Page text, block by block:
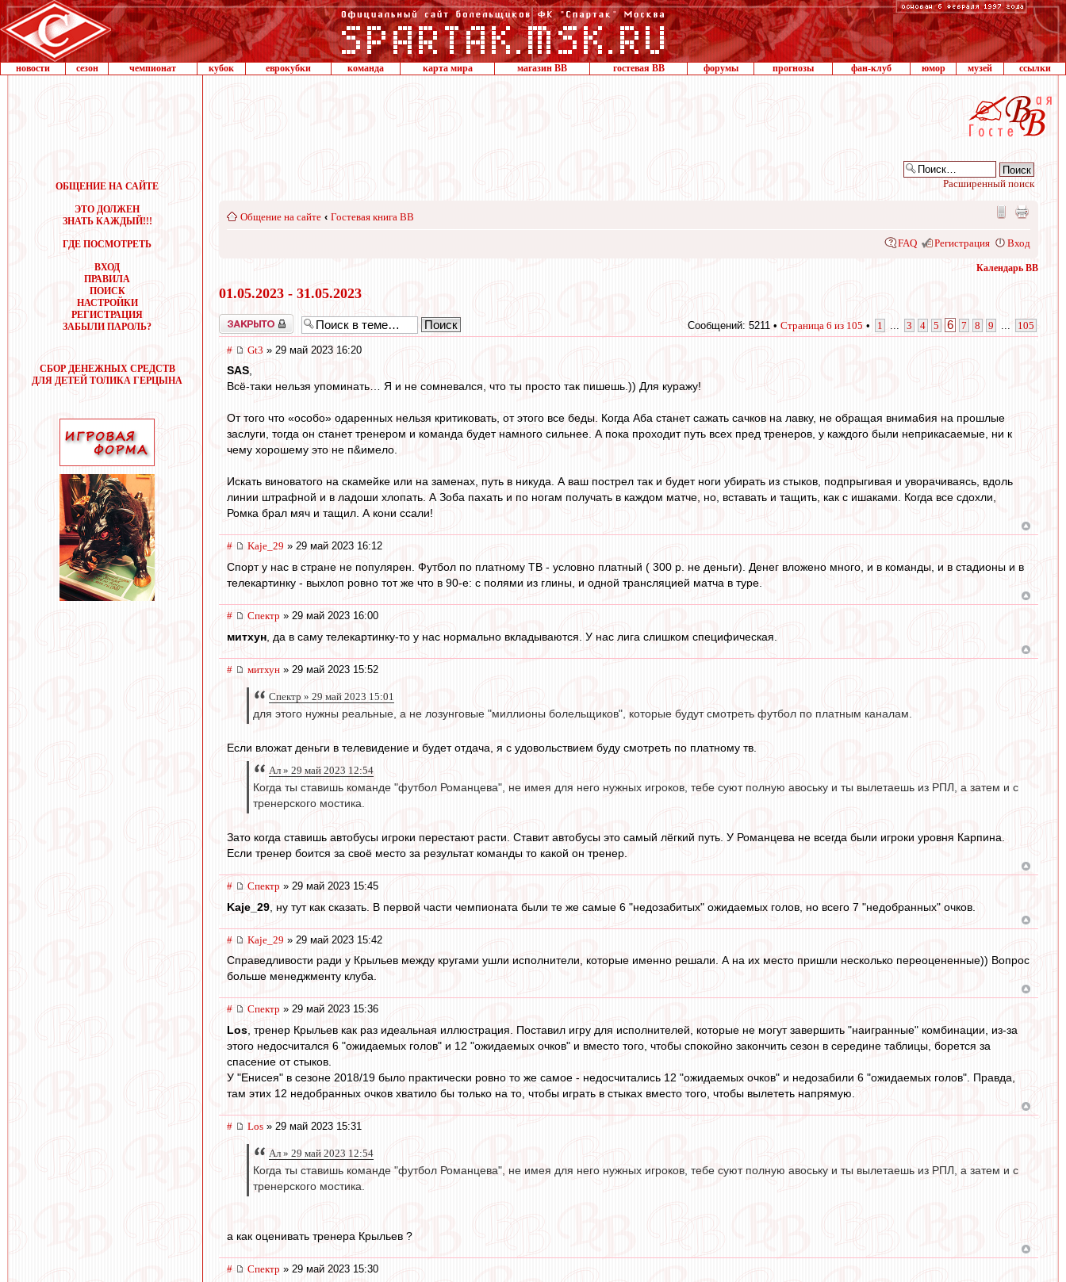
новости сезон чемпионат кубок еврокубки команда карта мира магазин ВВ гостевая ВВ форумы прогнозы фан-клуб юмор музей ссылки
ОБЩЕНИЕ НА САЙТЕ
ЭТО ДОЛЖЕН
ЗНАТЬ КАЖДЫЙ!!!
ГДЕ ПОСМОТРЕТЬ
ВХОД
ПРАВИЛА
ПОИСК
НАСТРОЙКИ
РЕГИСТРАЦИЯ
ЗАБЫЛИ ПАРОЛЬ?
СБОР ДЕНЕЖНЫХ СРЕДСТВ
ДЛЯ ДЕТЕЙ ТОЛИКА ГЕРЦЫНА
Расширенный поиск
Общение на сайте ‹ Гостевая книга ВВ
FAQ Регистрация Вход
Календарь ВВ
01.05.2023 - 31.05.2023
Закрыто Сообщений: 5211 • Страница 6 из 105 • 1 3 4 5 6 7 8 9 105
# Gt3 » 29 май 2023 16:20
SAS,
Всё-таки нельзя упоминать… Я и не сомневался, что ты просто так пишешь.)) Для куражу!
От того что «особо» одаренных нельзя критиковать, от этого все беды. Когда Аба станет сажать сачков на лавку, не обращая внима6ия на прошлые
заслуги, тогда он станет тренером и команда будет намного сильнее. А пока проходит путь всех пред тренеров, у каждого были неприкасаемые, ни к
чему хорошему это не п&имело.
Искать виноватого на скамейке или на заменах, путь в никуда. А ваш пострел так и будет ноги убирать из стыков, подпрыгивая и уворачиваясь, вдоль
линии штрафной и в ладоши хлопать. А Зоба пахать и по ногам получать в каждом матче, но, вставать и тащить, как с ишаками. Когда все сдохли,
Ромка брал мяч и тащил. А кони ссали!
# Kaje_29 » 29 май 2023 16:12
Спорт у нас в стране не популярен. Футбол по платному ТВ - условно платный ( 300 р. не деньги). Денег вложено много, и в команды, и в стадионы и в
телекартинку - выхлоп ровно тот же что в 90-е: с полями из глины, и одной трансляцией матча в туре.
# Спектр » 29 май 2023 16:00
митхун , да в саму телекартинку-то у нас нормально вкладываются. У нас лига слишком специфическая.
# митхун » 29 май 2023 15:52
Спектр » 29 май 2023 15:01
для этого нужны реальные, а не лозунговые "миллионы болельщиков", которые будут смотреть футбол по платным каналам.
Если вложат деньги в телевидение и будет отдача, я с удовольствием буду смотреть по платному тв.
Ал » 29 май 2023 12:54
Когда ты ставишь команде "футбол Романцева", не имея для него нужных игроков, тебе суют полную авоську и ты вылетаешь из РПЛ, а затем и с
тренерского мостика.
Зато когда ставишь автобусы игроки перестают расти. Ставит автобусы это самый лёгкий путь. У Романцева не всегда были игроки уровня Карпина.
Если тренер боится за своё место за результат команды то какой он тренер.
# Спектр » 29 май 2023 15:45
Kaje_29 , ну тут как сказать. В первой части чемпионата были те же самые 6 "недозабитых" ожидаемых голов, но всего 7 "недобранных" очков.
# Kaje_29 » 29 май 2023 15:42
Справедливости ради у Крыльев между кругами ушли исполнители, которые именно решали. А на их место пришли несколько переоцененные)) Вопрос
больше менеджменту клуба.
# Спектр » 29 май 2023 15:36
Los , тренер Крыльев как раз идеальная иллюстрация. Поставил игру для исполнителей, которые не могут завершить "наигранные" комбинации, из-за
этого недосчитался 6 "ожидаемых голов" и 12 "ожидаемых очков" и вместо того, чтобы спокойно закончить сезон в середине таблицы, борется за
спасение от стыков.
У "Енисея" в сезоне 2018/19 было практически ровно то же самое - недосчитались 12 "ожидаемых очков" и недозабили 6 "ожидаемых голов". Правда,
там этих 12 недобранных очков хватило бы только на то, чтобы играть в стыках вместо того, чтобы вылететь напрямую.
# Los » 29 май 2023 15:31
Ал » 29 май 2023 12:54
Когда ты ставишь команде "футбол Романцева", не имея для него нужных игроков, тебе суют полную авоську и ты вылетаешь из РПЛ, а затем и с
тренерского мостика.
а как оценивать тренера Крыльев ?
# Спектр » 29 май 2023 15:30